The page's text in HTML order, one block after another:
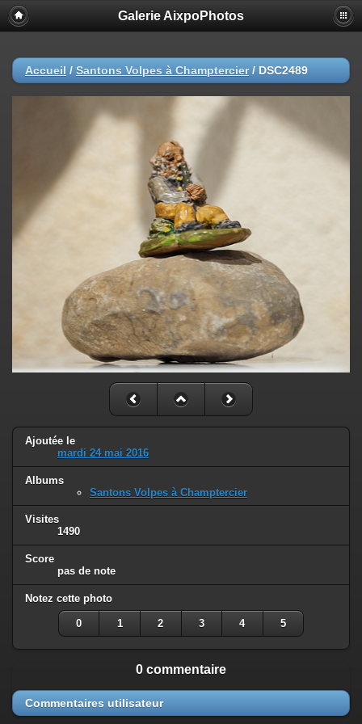
Galerie AixpoPhotos
Accueil / Santons Volpes à Champtercier/ DSC2489
Ajoutée le
mardi 24 mai 2016
Albums
Santons Volpes à Champtercier
Visites
1490
Score
pas de note
Notez cette photo
0 1 2 3 4 5
0 commentaire
Commentaires utilisateur